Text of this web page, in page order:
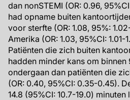
dan nonSTEMI (OR: 0.96,
had opname buiten
voor sterfte (OR: 1.08, 95%:
Amerika (OR: 1.03, 95%CI: 1.01-
Patiënten die zich buiten
hadden minder kans om binnen
ondergaan dan patiënten die
(OR: 0.40, 95%CI: 0.35-0.45).
14.8 (95%CI: 10.7-19.0)